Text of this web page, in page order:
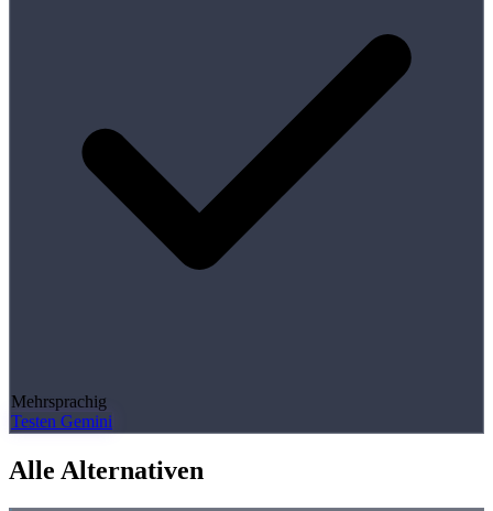
Mehrsprachig
Testen Gemini
Alle Alternativen